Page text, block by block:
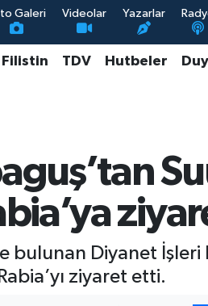
Galeri Videolar Yazarlar
Filistin TDV Hutbeler
bulunan Diyanet İşleri
ziyaret etti.